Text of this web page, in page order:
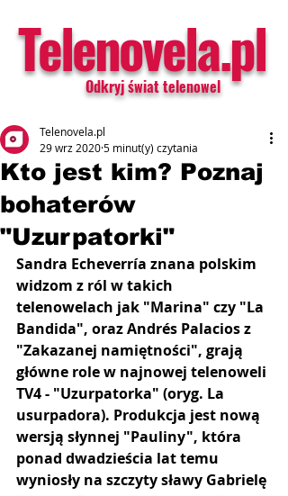
Telenovela.pl
Odkryj świat telenowel
Kto jest kim? Poznaj
bohaterów
"Uzurpatorki"
Telenovela.pl
29 wrz 20205 minut(y) czytania
Sandra Echeverría znana polskim
widzom z ról w takich
telenowelach jak "Marina" czy "La
Bandida", oraz Andrés Palacios z
"Zakazanej namiętności", grają
główne role w najnowej telenoweli
TV4 - "Uzurpatorka" (oryg. La
usurpadora). Produkcja jest nową
wersją słynnej "Pauliny", która
ponad dwadzieścia lat temu
wyniosły na szczyty sławy Gabrielę